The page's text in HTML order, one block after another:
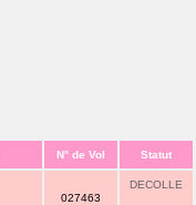
N° de Vol Statut
027463
DECOLLE